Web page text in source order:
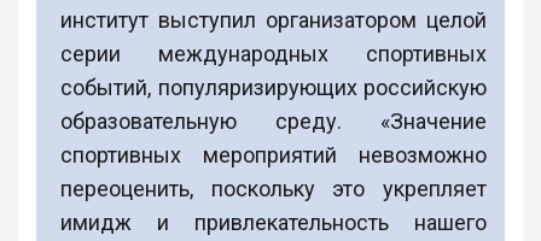
институт выступил организатором целой
серии международных спортивных
событий, популяризирующих российскую
образовательную среду. «Значение
спортивных мероприятий невозможно
переоценить, поскольку это укрепляет
имидж и привлекательность нашего